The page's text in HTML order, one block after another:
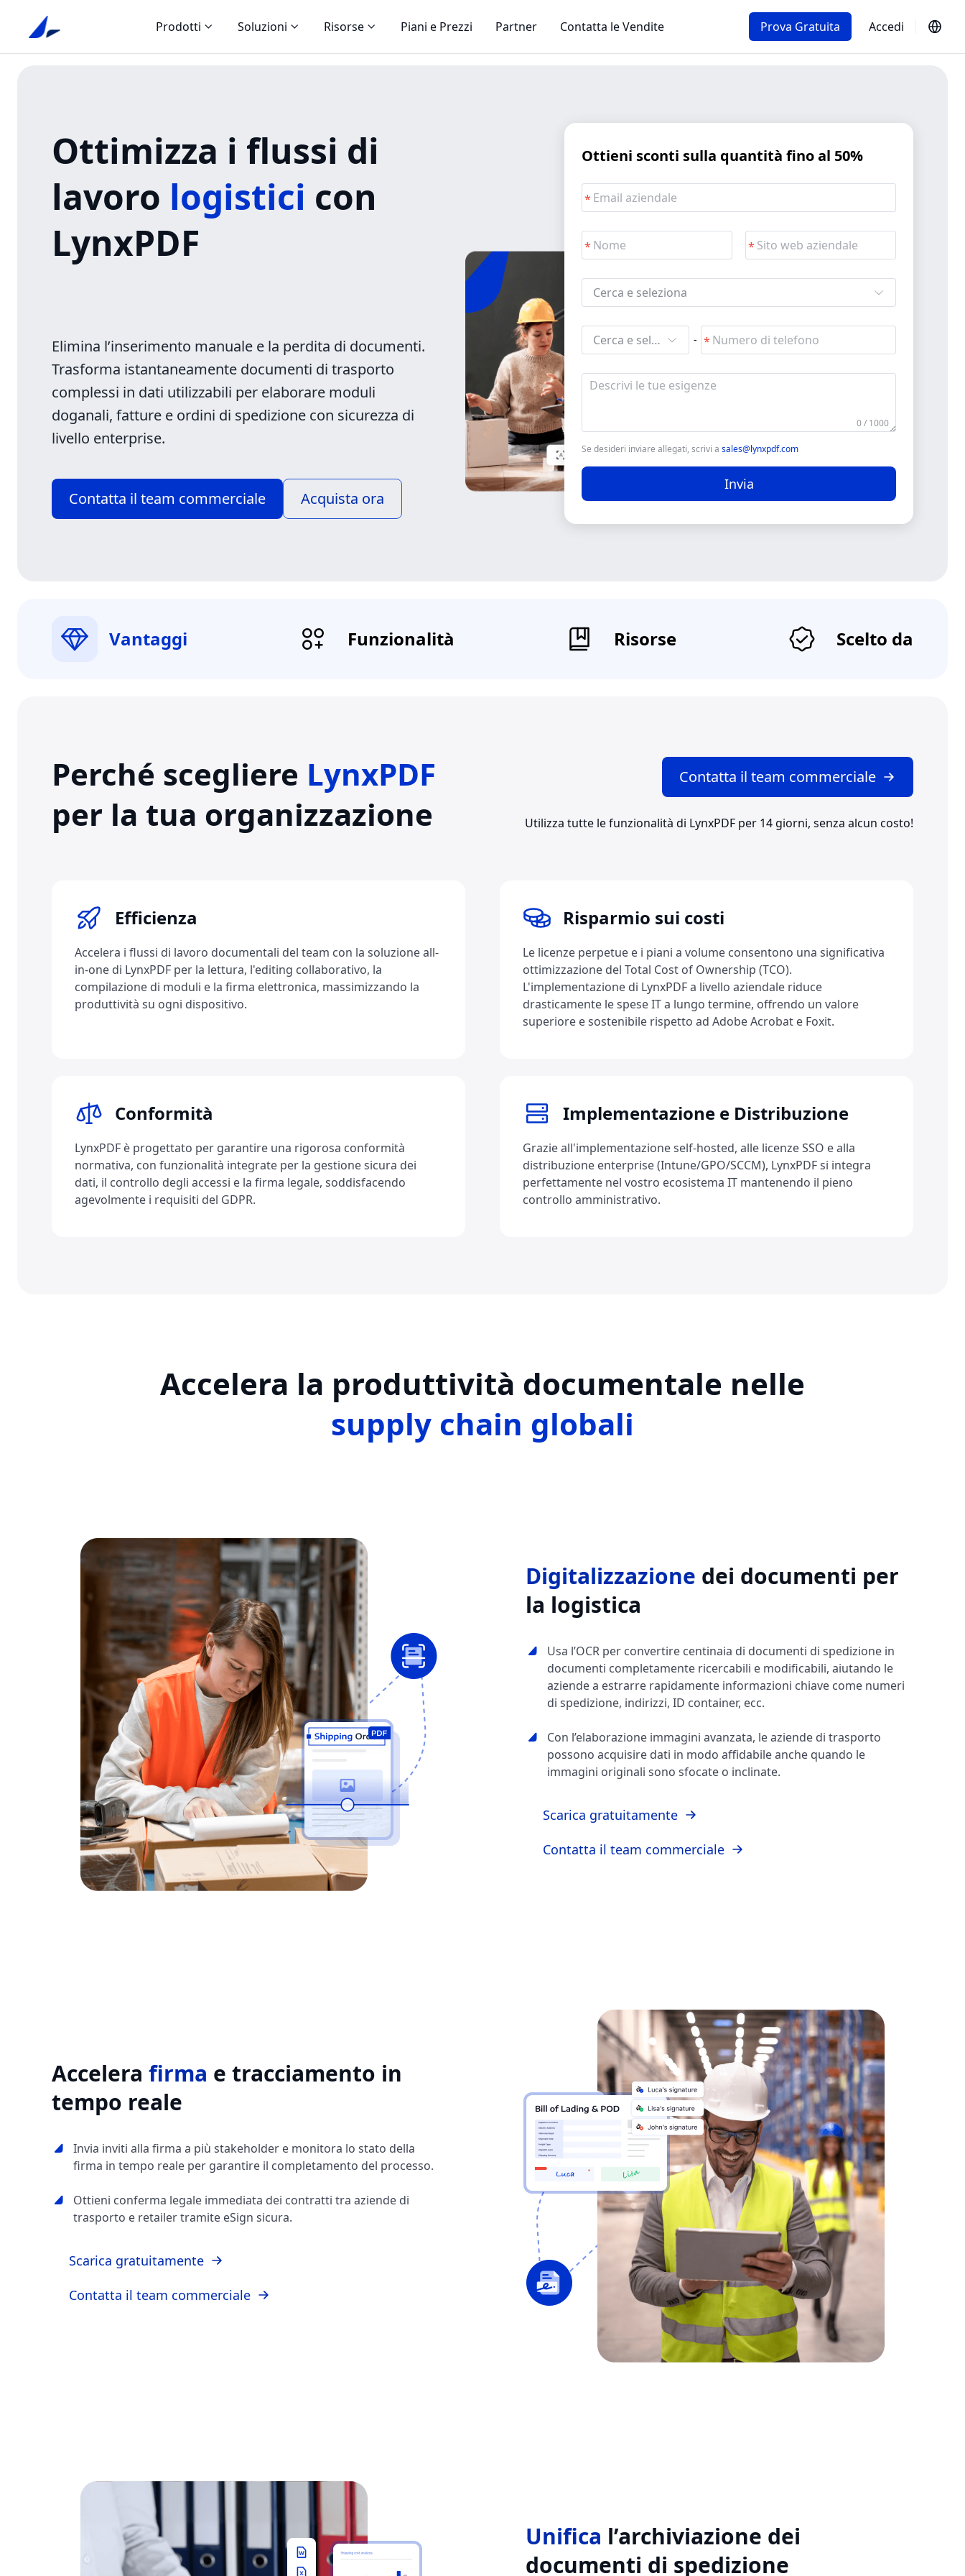
Prodotti Soluzioni Risorse Piani e Prezzi Partner Contatta le Vendite Prova Gratuita Accedi
Ottimizza i flussi di
lavoro logistici con
LynxPDF
Elimina l’inserimento manuale e la perdita di documenti.
Trasforma istantaneamente documenti di trasporto
complessi in dati utilizzabili per elaborare moduli
doganali, fatture e ordini di spedizione con sicurezza di
livello enterprise.
Contatta il team commerciale Acquista ora
Ottieni sconti sulla quantità fino al 50%
Cerca e seleziona
Cerca e seleziona -
0 / 1000
Se desideri inviare allegati, scrivi a sales@lynxpdf.com
Invia
Vantaggi Funzionalità Risorse Scelto da
Perché scegliere LynxPDF
per la tua organizzazione
Contatta il team commerciale
Utilizza tutte le funzionalità di LynxPDF per 14 giorni, senza alcun costo!
Efficienza
Accelera i flussi di lavoro documentali del team con la soluzione all-
in-one di LynxPDF per la lettura, l'editing collaborativo, la
compilazione di moduli e la firma elettronica, massimizzando la
produttività su ogni dispositivo.
Risparmio sui costi
Le licenze perpetue e i piani a volume consentono una significativa
ottimizzazione del Total Cost of Ownership (TCO).
L'implementazione di LynxPDF a livello aziendale riduce
drasticamente le spese IT a lungo termine, offrendo un valore
superiore e sostenibile rispetto ad Adobe Acrobat e Foxit.
Conformità
LynxPDF è progettato per garantire una rigorosa conformità
normativa, con funzionalità integrate per la gestione sicura dei
dati, il controllo degli accessi e la firma legale, soddisfacendo
agevolmente i requisiti del GDPR.
Implementazione e Distribuzione
Grazie all'implementazione self-hosted, alle licenze SSO e alla
distribuzione enterprise (Intune/GPO/SCCM), LynxPDF si integra
perfettamente nel vostro ecosistema IT mantenendo il pieno
controllo amministrativo.
Accelera la produttività documentale nelle
supply chain globali
Digitalizzazione dei documenti per
la logistica
Usa l’OCR per convertire centinaia di documenti di spedizione in
documenti completamente ricercabili e modificabili, aiutando le
aziende a estrarre rapidamente informazioni chiave come numeri
di spedizione, indirizzi, ID container, ecc.
Con l’elaborazione immagini avanzata, le aziende di trasporto
possono acquisire dati in modo affidabile anche quando le
immagini originali sono sfocate o inclinate.
Scarica gratuitamente
Contatta il team commerciale
Accelera firma e tracciamento in
tempo reale
Invia inviti alla firma a più stakeholder e monitora lo stato della
firma in tempo reale per garantire il completamento del processo.
Ottieni conferma legale immediata dei contratti tra aziende di
trasporto e retailer tramite eSign sicura.
Scarica gratuitamente
Contatta il team commerciale
Unifica l’archiviazione dei
documenti di spedizione